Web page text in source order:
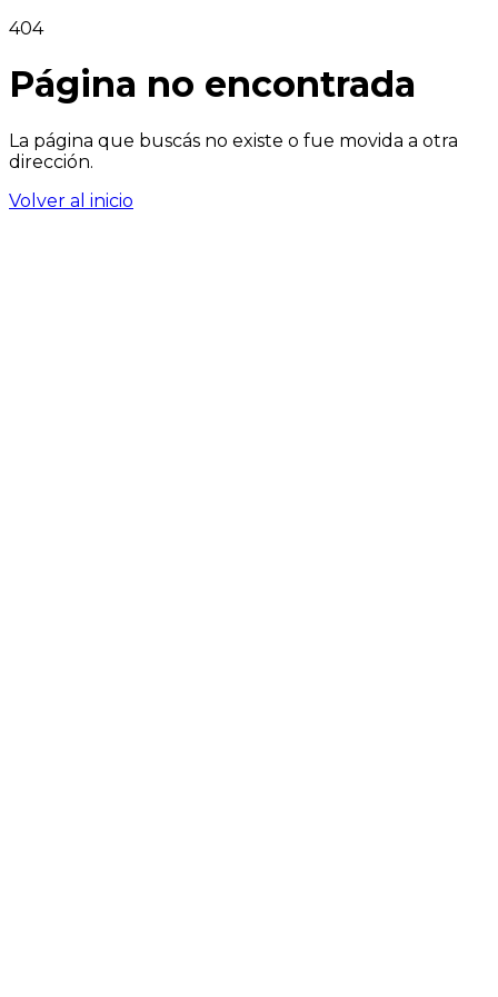
404
Página no encontrada
La página que buscás no existe o fue movida a otra
dirección.
Volver al inicio